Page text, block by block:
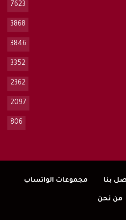
7623
3868
3846
3352
2362
2097
806
بنا مجموعات الواتساب
من نحن